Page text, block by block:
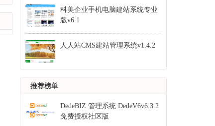
科美企业手机电脑建站系统专业
版v6.1
人人站CMS建站管理系统v1.4.2
推荐榜单
DedeBIZ 管理系统 DedeV6v6.3.2
免费授权社区版